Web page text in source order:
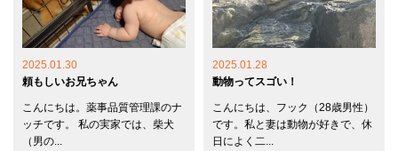
2025.01.30
頼もしいお兄ちゃん
こんにちは。薬事品質管理課のナ
ッチです。 私の実家では、柴犬
（男の...
2025.01.28
動物ってスゴい！
こんにちは、フック（28歳男性）
です。私と妻は動物が好きで、休
日によく二...